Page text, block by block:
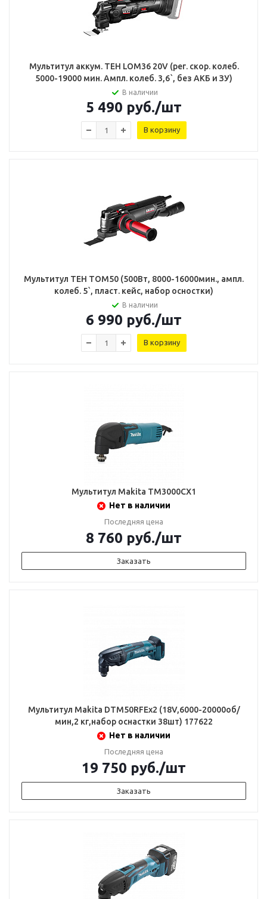
Мультитул аккум. TEH LOM36 20V (рег. скор. колеб.
5000-19000 мин. Ампл. колеб. 3,6`, без АКБ и ЗУ)
В наличии
5 490 руб./шт
В корзину
Мультитул TEH TOM50 (500Вт, 8000-16000мин., ампл.
колеб. 5`, пласт. кейс, набор осностки)
В наличии
6 990 руб./шт
В корзину
Мультитул Makita TM3000СX1
Нет в наличии
Последняя цена
8 760 руб./шт
Заказать
Мультитул Makita DTM50RFEx2 (18V,6000-20000об/
мин,2 кг,набор оснастки 38шт) 177622
Нет в наличии
Последняя цена
19 750 руб./шт
Заказать